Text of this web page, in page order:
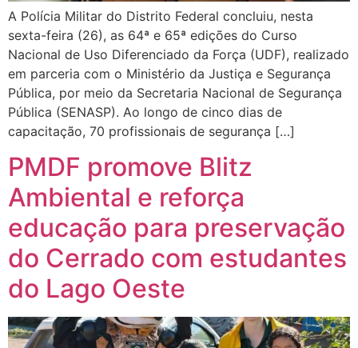
A Polícia Militar do Distrito Federal concluiu, nesta
sexta-feira (26), as 64ª e 65ª edições do Curso
Nacional de Uso Diferenciado da Força (UDF), realizado
em parceria com o Ministério da Justiça e Segurança
Pública, por meio da Secretaria Nacional de Segurança
Pública (SENASP). Ao longo de cinco dias de
capacitação, 70 profissionais de segurança […]
PMDF promove Blitz
Ambiental e reforça
educação para preservação
do Cerrado com estudantes
do Lago Oeste